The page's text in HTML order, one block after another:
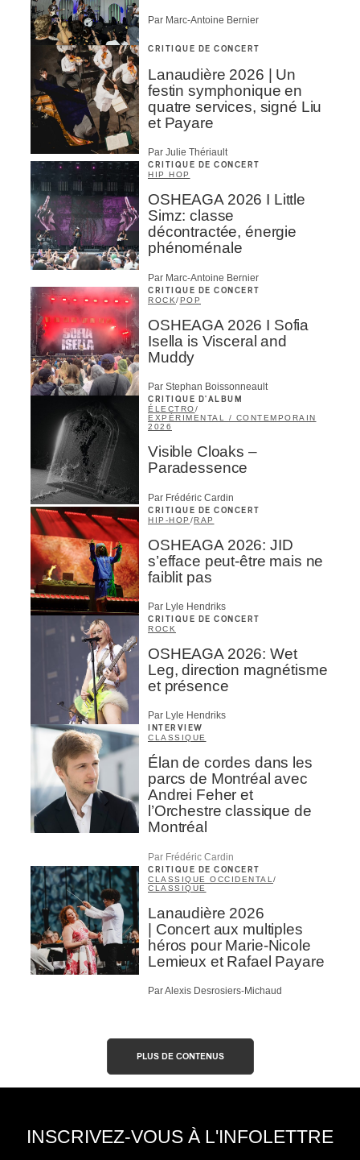
Par Marc-Antoine Bernier
CRITIQUE DE CONCERT
Lanaudière 2026 | Un
festin symphonique en
quatre services, signé Liu
et Payare
Par Julie Thériault
CRITIQUE DE CONCERT
HIP HOP
OSHEAGA 2026 I Little
Simz: classe
décontractée, énergie
phénoménale
Par Marc-Antoine Bernier
CRITIQUE DE CONCERT
ROCK/POP
OSHEAGA 2026 I Sofia
Isella is Visceral and
Muddy
Par Stephan Boissonneault
CRITIQUE D'ALBUM
ÉLECTRO/
EXPÉRIMENTAL / CONTEMPORAIN
2026
Visible Cloaks –
Paradessence
Par Frédéric Cardin
CRITIQUE DE CONCERT
HIP-HOP /RAP
OSHEAGA 2026: JID
s’efface peut-être mais ne
faiblit pas
Par Lyle Hendriks
CRITIQUE DE CONCERT
ROCK
OSHEAGA 2026: Wet
Leg, direction magnétisme
et présence
Par Lyle Hendriks
INTERVIEW
CLASSIQUE
Élan de cordes dans les
parcs de Montréal avec
Andrei Feher et
l’Orchestre classique de
Montréal
Par Frédéric Cardin
CRITIQUE DE CONCERT
CLASSIQUE OCCIDENTAL /
CLASSIQUE
Lanaudière 2026
| Concert aux multiples
héros pour Marie-Nicole
Lemieux et Rafael Payare
Par Alexis Desrosiers-Michaud
PLUS DE CONTENUS
INSCRIVEZ-VOUS À L'INFOLETTRE